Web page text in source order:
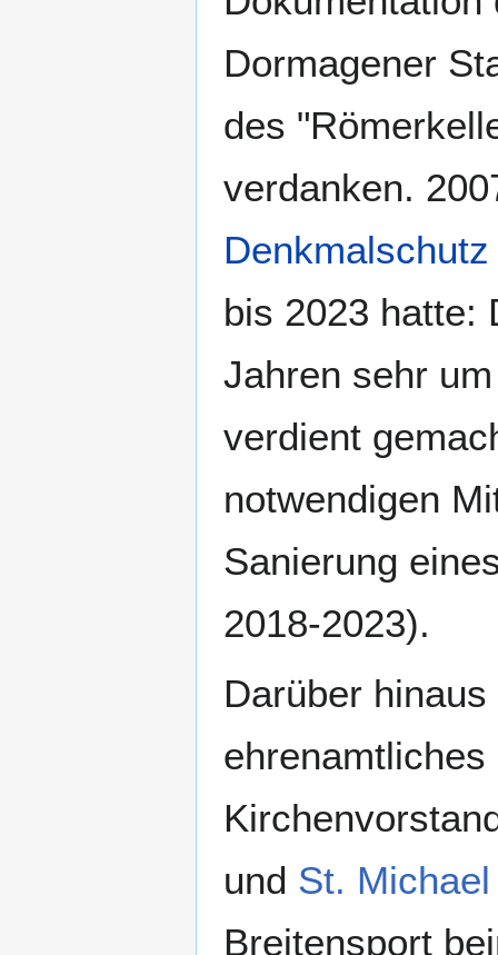
Dormagener
des
verdanken.
bis 2023 hatte:
Jahren sehr
verdient
notwendigen
Sanierung
2018-2023).
Darüber
und St.
Breitensport